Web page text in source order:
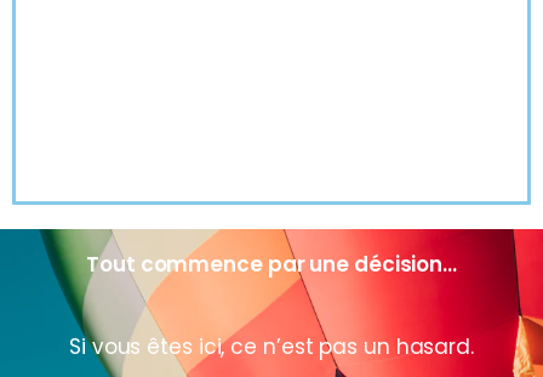
Tout commence par une décision...
Si vous êtes ici, ce n’est pas un hasard.